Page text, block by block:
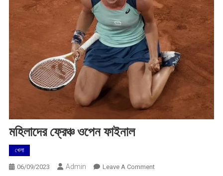
মহিলাদের ফ্রেঞ্চ ওপেন ফাইনাল
খেলা
06/09/2023 Admin Leave A CommentOn